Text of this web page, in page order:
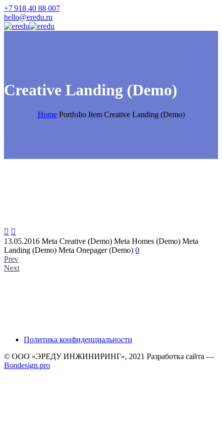
+7 918 40 88 007
hello@eredu.ru
Creative Landing (Demo)
Home Portfolio Item Creative Landing (Demo)
 
13.05.2016 Meta Creative (Demo) Meta Homes (Demo) Meta
Landing (Demo) Meta Onepager (Demo) 0
Prev
Next
Политика конфиденциальности
© ООО «ЭРЕДУ ИНЖИНИРИНГ», 2021 Разработка сайта —
Bondesign.pro